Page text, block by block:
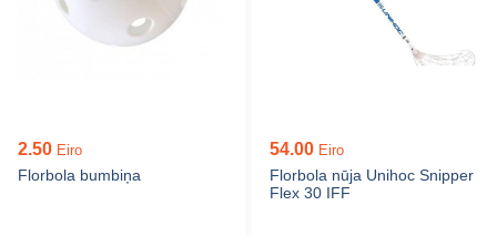
2.50 Eiro
Florbola bumbiņa
54.00 Eiro
Florbola nūja Unihoc Snipper
Flex 30 IFF